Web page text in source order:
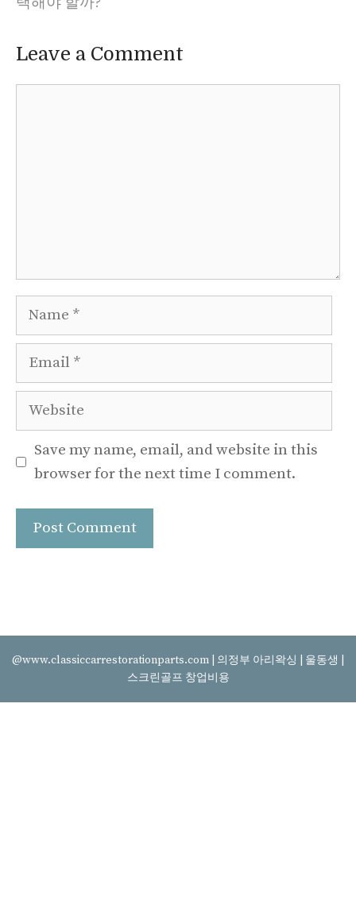
Leave a Comment
Name
Email
Website
Save my name, email, and website in this
browser for the next time I comment.
@www.classiccarrestorationparts.com | 의정부 아리왁싱 울동생
스크린골프 창업비용